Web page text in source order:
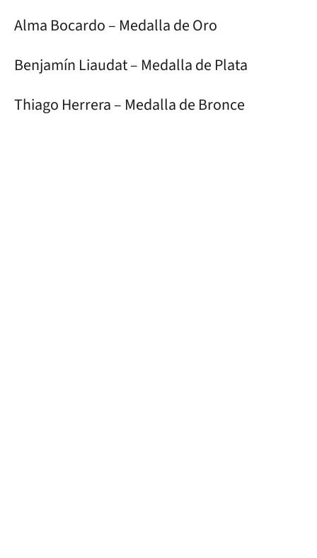
Alma Bocardo – Medalla de Oro
Benjamín Liaudat – Medalla de Plata
Thiago Herrera – Medalla de Bronce